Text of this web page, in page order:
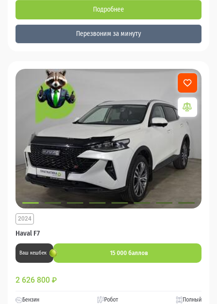
Подробнее
Перезвоним за минуту
Haval F7
2024
Ваш кешбек 15 000 баллов
2 626 800 ₽
Бензин Робот Полный